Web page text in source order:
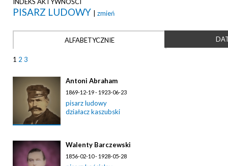
PISARZ LUDOWY | zmień
ALFABETYCZNIE
1 2 3
Antoni Abraham
1869-12-19 - 1923-06-23
pisarz ludowy
działacz kaszubski
Walenty Barczewski
1856-02-10 - 1928-05-28